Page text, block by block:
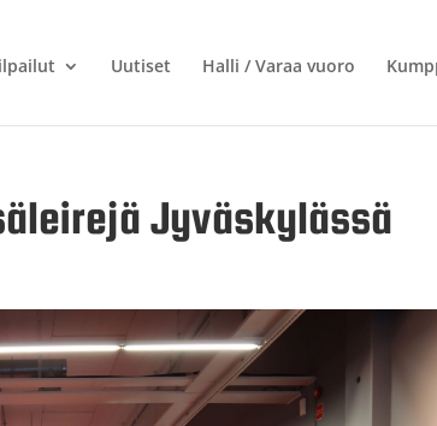
Uutiset Halli / Varaa vuoro
Jyväskylässä